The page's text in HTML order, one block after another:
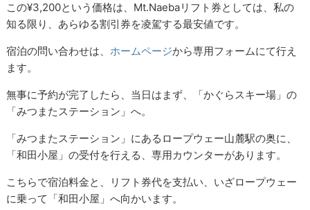
この¥3,200という価格は、Mt.Naebaリフト券としては、私の
知る限り、あらゆる割引券を凌駕する最安値です。
宿泊の問い合わせは、ホームページから専用フォームにて行え
ます。
無事に予約が完了したら、当日はまず、「かぐらスキー場」の
「みつまたステーション」へ。
「みつまたステーション」にあるロープウェー山麓駅の奥に、
「和田小屋」の受付を行える、専用カウンターがあります。
こちらで宿泊料金と、リフト券代を支払い、いざロープウェー
に乗って「和田小屋」へ向かいます。